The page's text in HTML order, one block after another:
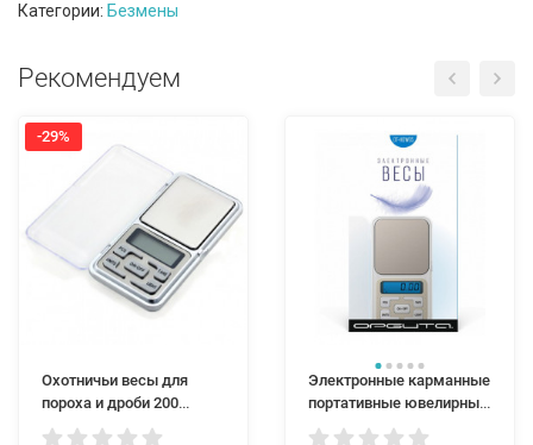
Категории: Безмены
Рекомендуем
-29%
Охотничьи весы для
пороха и дроби 200
грамм 0,01 гр.
Электронные карманные
портативные ювелирные
весы 0,01 г Орбита мини